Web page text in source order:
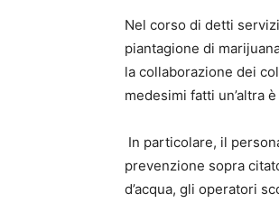
Nel corso di detti
piantagione di
la collaborazione dei
medesimi fatti un’altra
In particolare, il
prevenzione sopra
d’acqua, gli operatori